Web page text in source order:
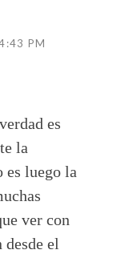
PM
es
la
es luego la
ver con
el